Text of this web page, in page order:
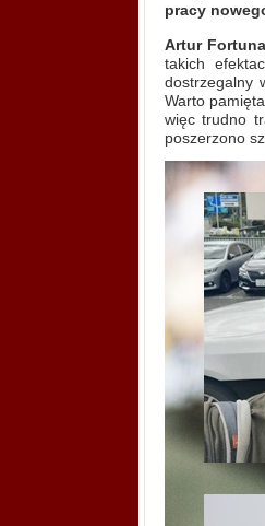
pracy
Artur
takich
dostrzegalny
Warto
więc trudno
poszerzono